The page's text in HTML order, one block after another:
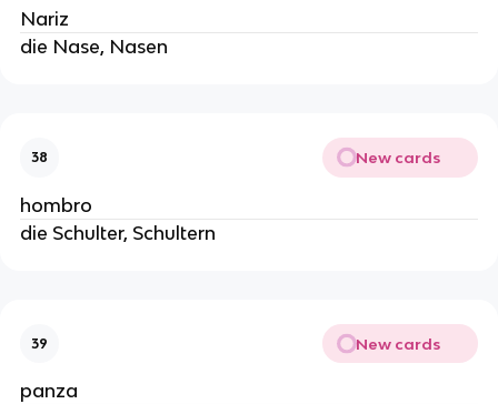
Nariz
die Nase, Nasen
38 New cards
hombro
die Schulter, Schultern
39 New cards
panza